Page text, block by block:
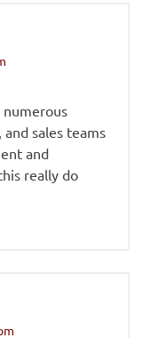
sales teams
and
really do